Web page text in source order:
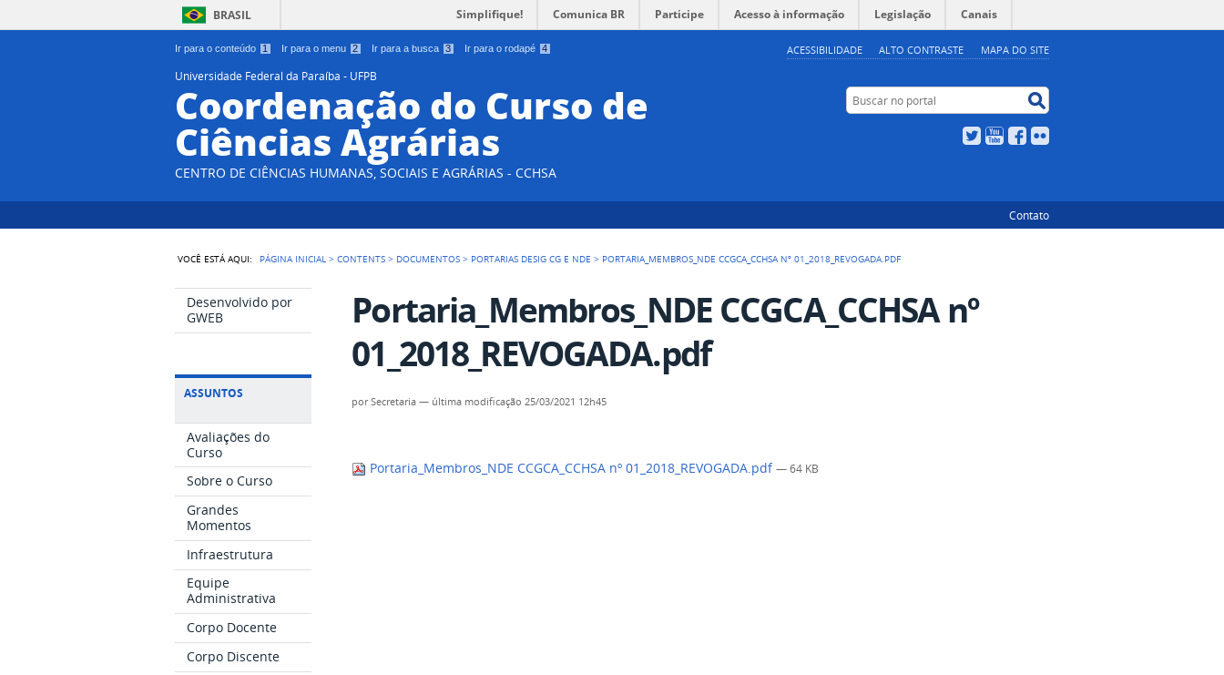
Ir para o conteúdo 1 Ir para o menu 2 Ir para a busca 3 Ir para o rodapé 4 ACESSIBILIDADE ALTO CONTRASTE MAPA DO SITE
BRASIL Simplifique! Comunica BR Participe Acesso à informação Legislação Canais
Universidade Federal da Paraíba - UFPB
Coordenação do Curso de
Ciências Agrárias
CENTRO DE CIÊNCIAS HUMANAS, SOCIAIS E AGRÁRIAS - CCHSA
Buscar no portal
TwitterYouTubeFacebook
Contato
VOCÊ ESTÁ AQUI: PÁGINA INICIAL >CONTENTS > DOCUMENTOS > PORTARIAS DESIG CG E NDE > PORTARIA_MEMBROS_NDE CCGCA_CCHSA Nº 01_2018_REVOGADA.PDF
Desenvolvido por
GWEB
ASSUNTOS
Avaliações do
Curso
Sobre o Curso
Grandes
Momentos
Infraestrutura
Equipe
Administrativa
Corpo Docente
Corpo Discente
Portaria_Membros_NDE CCGCA_CCHSA nº
01_2018_REVOGADA.pdf
porSecretaria — última modificação 25/03/2021 12h45
Portaria_Membros_NDE CCGCA_CCHSA nº 01_2018_REVOGADA.pdf— 64 KB